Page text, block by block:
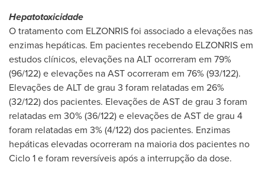
Hepatotoxicidade
O tratamento com ELZONRIS foi associado a elevações nas
enzimas hepáticas. Em pacientes recebendo ELZONRIS em
estudos clínicos, elevações na ALT ocorreram em 79%
(96/122) e elevações na AST ocorreram em 76% (93/122).
Elevações de ALT de grau 3 foram relatadas em 26%
(32/122) dos pacientes. Elevações deAST degrau 3 foram
relatadas em 30% (36/122) e elevações deAST degrau 4
foram relatadas em 3% (4/122) dos pacientes. Enzimas
hepáticas elevadas ocorreram na maioria dos pacientes no
Ciclo 1 e foram reversíveis após a interrupção da dose.